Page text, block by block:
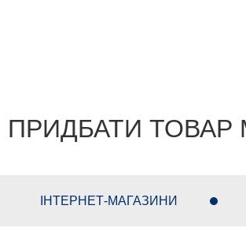
ПРИДБАТИ
ІНТЕРНЕТ-МАГАЗИНИ